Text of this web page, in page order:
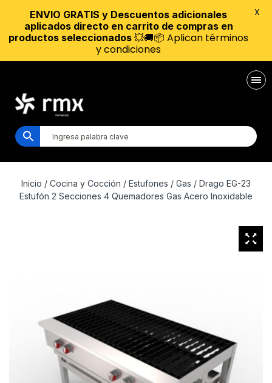
Inicio / Cocina y Cocción / Estufones / Gas / Drago EG-23
Estufón 2 Secciones 4 Quemadores Gas Acero Inoxidable
ENVIO GRATIS y Descuentos adicionales
aplicados directo en carrito de compras en
productos seleccionados 💥🚚📦 Aplican términos
y condiciones
X